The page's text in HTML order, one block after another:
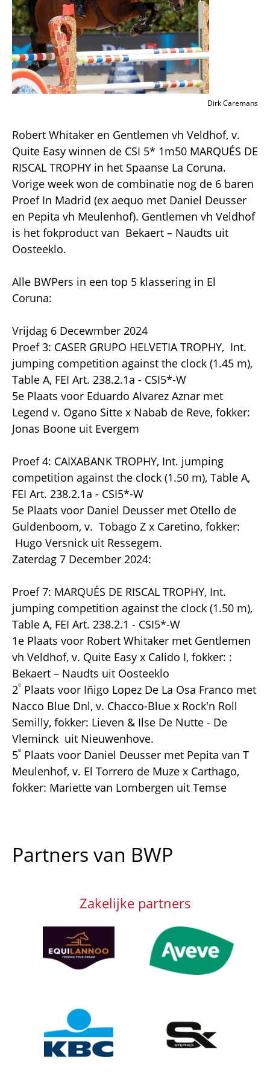
Dirk Caremans
Robert Whitaker en Gentlemen vh Veldhof, v.
Quite Easy winnen de CSI 5* 1m50 MARQUÉS DE
RISCAL TROPHY in het Spaanse La Coruna.
Vorige week won de combinatie nog de 6 baren
Proef In Madrid (ex aequo met Daniel Deusser
en Pepita vh Meulenhof). Gentlemen vh Veldhof
is het fokproduct van Bekaert – Naudts uit
Oosteeklo.
Alle BWPers in een top 5 klassering in El
Coruna:
Vrijdag 6 Decewmber 2024
Proef 3: CASER GRUPO HELVETIA TROPHY, Int.
jumping competition against the clock (1.45 m),
Table A, FEI Art. 238.2.1a - CSI5*-W
5e Plaats voor Eduardo Alvarez Aznar met
Legend v. Ogano Sitte x Nabab de Reve, fokker:
Jonas Boone uit Evergem
Proef 4: CAIXABANK TROPHY, Int. jumping
competition against the clock (1.50 m), Table A,
FEI Art. 238.2.1a - CSI5*-W
5e Plaats voor Daniel Deusser met Otello de
Guldenboom, v. Tobago Z x Caretino, fokker:
Hugo Versnick uit Ressegem.
Zaterdag 7 December 2024:
Proef 7: MARQUÉS DE RISCAL TROPHY, Int.
jumping competition against the clock (1.50 m),
Table A, FEI Art. 238.2.1 - CSI5*-W
1e Plaats voor Robert Whitaker met Gentlemen
vh Veldhof, v. Quite Easy x Calido I, fokker: :
Bekaert – Naudts uit Oosteeklo
2e Plaats voor Iñigo Lopez De La Osa Franco met
Nacco Blue Dnl, v. Chacco-Blue x Rock'n Roll
Semilly, fokker: Lieven & Ilse De Nutte - De
Vleminck uit Nieuwenhove.
5e Plaats voor Daniel Deusser met Pepita van T
Meulenhof, v. El Torrero de Muze x Carthago,
fokker: Mariette van Lombergen uit Temse
Partners van BWP
Zakelijke partners
Afbeelding Afbeelding
Afbeelding